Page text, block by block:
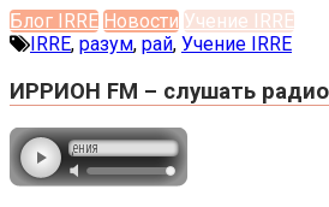
Блог IRRE Новости Учение IRRE
IRRE, разум, рай, Учение IRRE
ИРРИОН FM – слушать